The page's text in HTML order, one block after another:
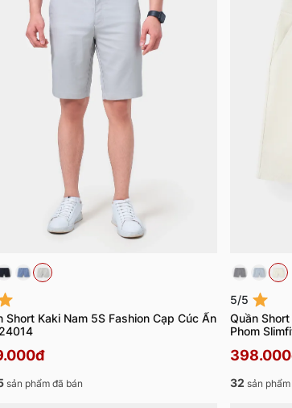
Short Kaki Nam 5S Fashion Cạp Cúc Ẩn
sản phẩm đã bán
5/5
Quần
Phom
32 sản